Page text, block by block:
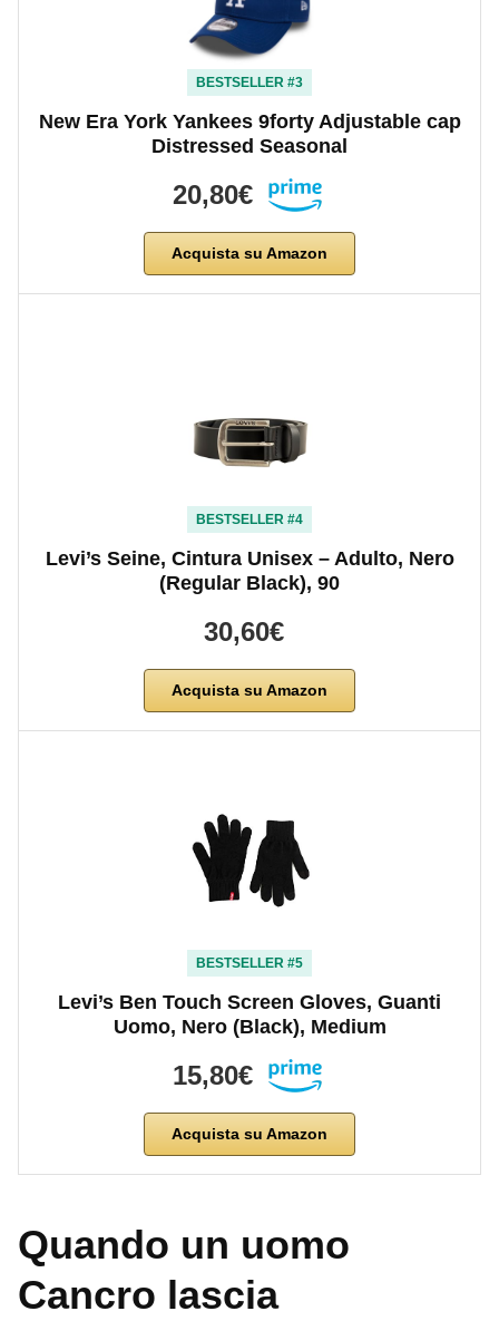
BESTSELLER #3
New Era York Yankees 9forty Adjustable cap
Distressed Seasonal
20,80€
Acquista su Amazon
BESTSELLER #4
Levi’s Seine, Cintura Unisex – Adulto, Nero
(Regular Black), 90
30,60€
Acquista su Amazon
BESTSELLER #5
Levi’s Ben Touch Screen Gloves, Guanti
Uomo, Nero (Black), Medium
15,80€
Acquista su Amazon
Quando un uomo
Cancro lascia